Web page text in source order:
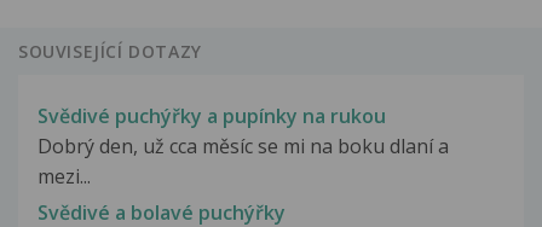
SOUVISEJÍCÍ DOTAZY
Svědivé puchýřky a pupínky na rukou
Dobrý den, už cca měsíc se mi na boku dlaní a
mezi...
Svědivé a bolavé puchýřky